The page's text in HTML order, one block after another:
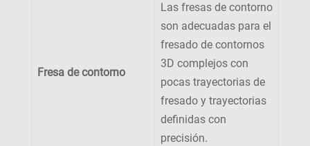
Fresa de contorno
Las fresas de contorno
son adecuadas para el
fresado de contornos
3D complejos con
pocas trayectorias de
fresado y trayectorias
definidas con
precisión.